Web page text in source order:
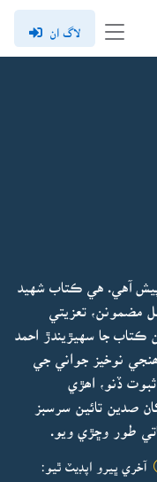
لاگ ان
پيش آهي. هي ڪتاب شهيد
مضمونن، تعزيتي
ڪتاب جا سهيڙيندڙ احمد
نوخيز جواني جي
ڏنو، اھڙي
صدين تائين سرسبز
آخري ڀيرو اپڊيٽ ٿيو: